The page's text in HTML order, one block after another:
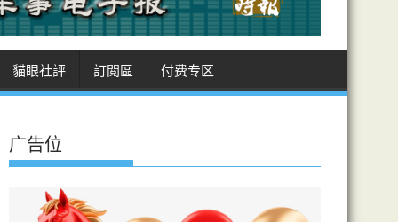
貓眼社評 訂閲區 付费专区
广告位